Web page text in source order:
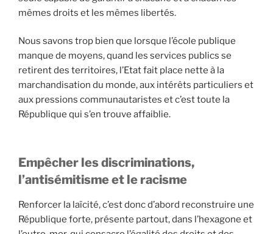
mêmes droits et les mêmes libertés.
Nous savons trop bien que lorsque l’école publique
manque de moyens, quand les services publics se
retirent des territoires, l’Etat fait place nette à la
marchandisation du monde, aux intérêts particuliers et
aux pressions communautaristes et c’est toute la
République qui s’en trouve affaiblie.
Empêcher les discriminations,
l’antisémitisme et le racisme
Renforcer la laïcité, c’est donc d’abord reconstruire une
République forte, présente partout, dans l’hexagone et